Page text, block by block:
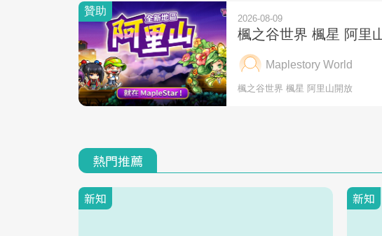
熱門推薦
新知 新知